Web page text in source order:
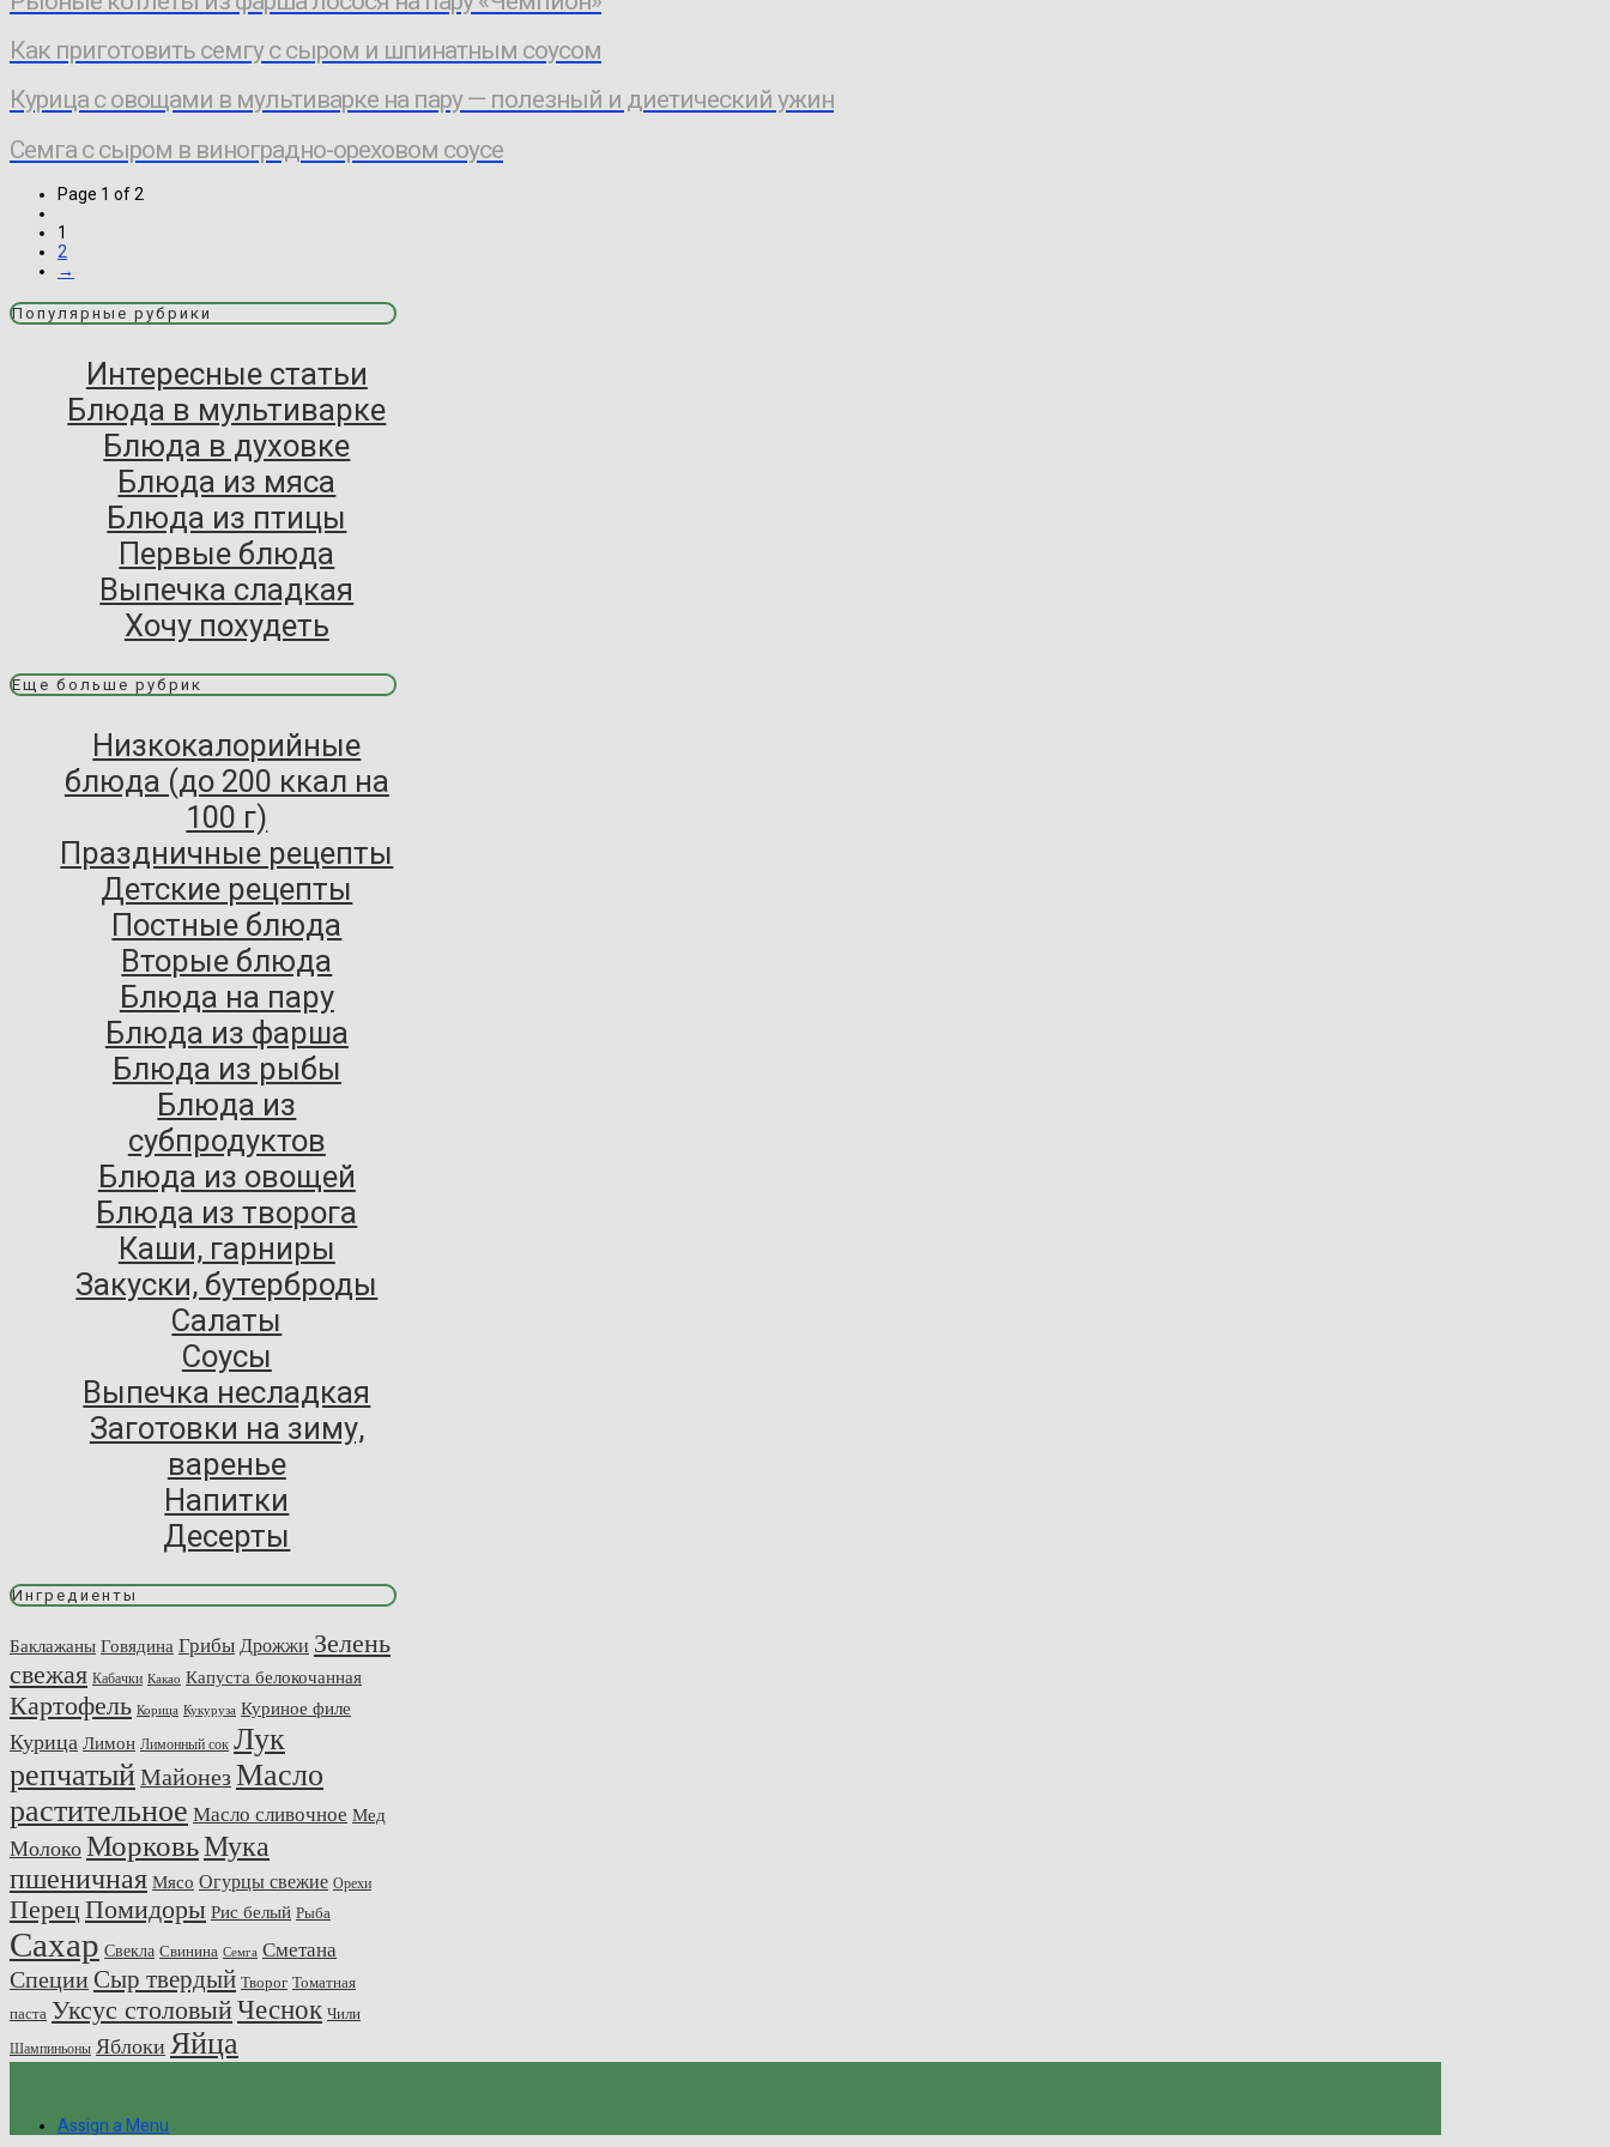
Как приготовить семгу с сыром и шпинатным соусом
Курица с овощами в мультиварке на пару — полезный и диетический ужин
Семга с сыром в виноградно-ореховом соусе
Page 1 of 2
1
2
→
Популярные рубрики
Интересные статьи
Блюда в мультиварке
Блюда в духовке
Блюда из мяса
Блюда из птицы
Первые блюда
Выпечка сладкая
Хочу похудеть
Еще больше рубрик
Низкокалорийные
блюда (до 200 ккал на
100 г)
Праздничные рецепты
Детские рецепты
Постные блюда
Вторые блюда
Блюда на пару
Блюда из фарша
Блюда из рыбы
Блюда из
субпродуктов
Блюда из овощей
Блюда из творога
Каши, гарниры
Закуски, бутерброды
Салаты
Соусы
Выпечка несладкая
Заготовки на зиму,
варенье
Напитки
Десерты
Ингредиенты
Баклажаны Говядина Грибы Дрожжи Зелень
свежая Кабачки Какао Капуста белокочанная
Картофель Корица Кукуруза Куриное филе
Курица Лимон Лимонный сок Лук
репчатыйМайонезМасло
растительное Масло сливочное Мед
Молоко МорковьМука
пшеничная Мясо Огурцы свежие Орехи
ПерецПомидоры Рис белый Рыба
Сахар Свекла Свинина Семга Сметана
Специи Сыр твердый Творог Томатная
паста Уксус столовыйЧеснок Чили
Шампиньоны Яблоки Яйца
Assign a Menu